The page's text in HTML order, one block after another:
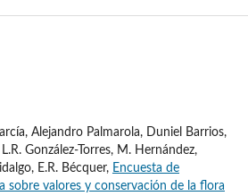
Alejandro Palmarola, Duniel Barrios,
González-Torres, M. Hernández,
E.R. Bécquer, Encuesta de
sobre valores y conservación de la flora